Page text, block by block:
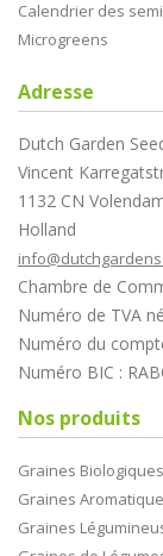
Calendrier des
Microgreens
Adresse
Dutch Garden
Vincent
1132 CN
Holland
Chambre de
Numéro de TVA
Numéro du
Numéro BIC :
Nos produits
Graines Biologiques
Graines
Graines